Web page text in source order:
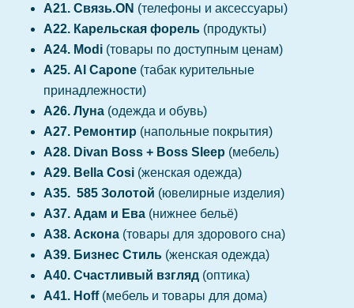
А21. Связь.ON (телефоны и аксессуары)
А22. Карельская форель (продукты)
A24. Modi (товары по доступным ценам)
А25. Al Capone (табак курительные
принадлежности)
А26. Луна (одежда и обувь)
А27. Ремонтир (напольные покрытия)
А28. Divan Boss + Boss Sleep (мебель)
А29. Bella Cosi (женская одежда)
А35. 585 Золотой (ювелирные изделия)
А37. Адам и Ева (нижнее бельё)
А38. Аскона (товары для здорового сна)
А39. Бизнес Стиль (женская одежда)
А40. Счастливый взгляд (оптика)
А41. Hoff(мебель и товары для дома)